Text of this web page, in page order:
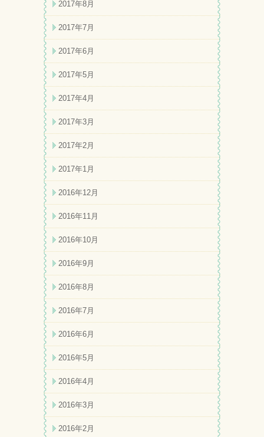
2017年8月
2017年7月
2017年6月
2017年5月
2017年4月
2017年3月
2017年2月
2017年1月
2016年12月
2016年11月
2016年10月
2016年9月
2016年8月
2016年7月
2016年6月
2016年5月
2016年4月
2016年3月
2016年2月